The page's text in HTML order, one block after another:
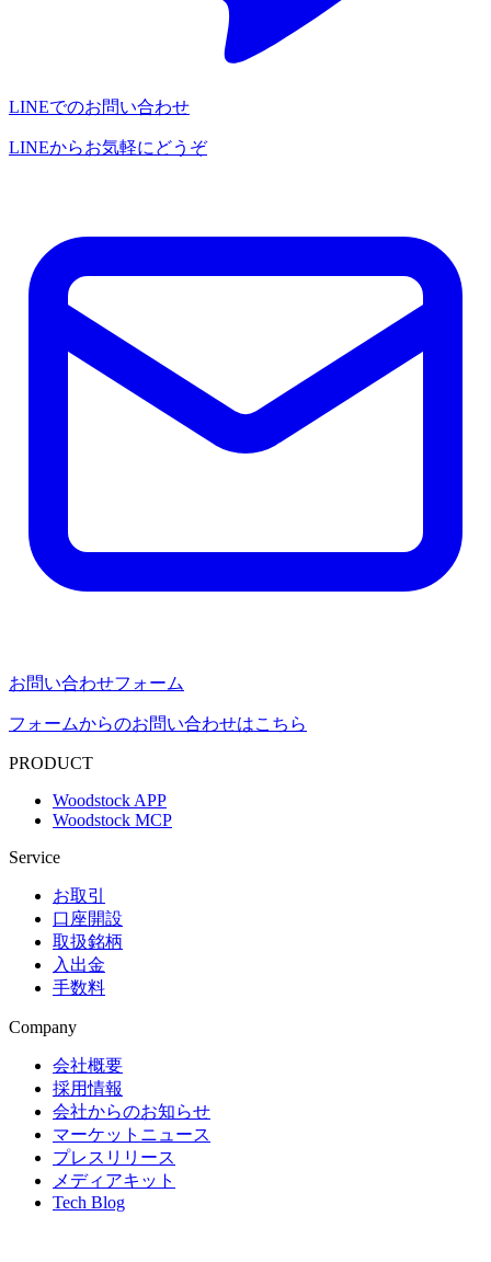
LINEでのお問い合わせ
LINEからお気軽にどうぞ
お問い合わせフォーム
フォームからのお問い合わせはこちら
PRODUCT
Woodstock APP
Woodstock MCP
Service
お取引
口座開設
取扱銘柄
入出金
手数料
Company
会社概要
採用情報
会社からのお知らせ
マーケットニュース
プレスリリース
メディアキット
Tech Blog